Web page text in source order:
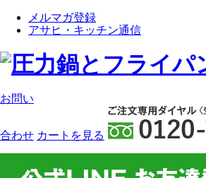
メルマガ登録
アサヒ・キッチン通信
お問い
合わせ カート を見る